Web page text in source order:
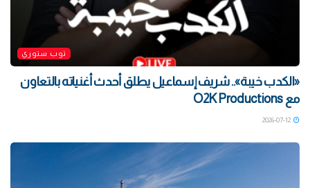
توب ستوري
«الكدب خيبة».. شريف إسماعيل يطلق أحدث أغنياته بالتعاون
مع O2K Productions